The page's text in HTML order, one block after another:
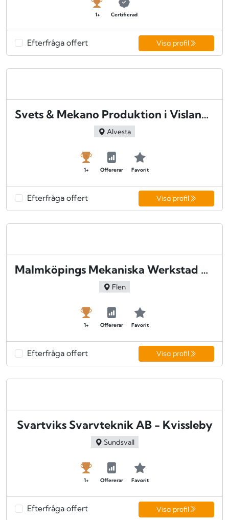
1+ Certifierad
Efterfråga offert Visa profil
Svets & Mekano Produktion i Vislanda AB - Vislanda
Alvesta
1+ Offererar Favorit
Efterfråga offert Visa profil
Malmköpings Mekaniska Werkstad AB ELMO - Flen
Flen
1+ Offererar Favorit
Efterfråga offert Visa profil
Svartviks Svarvteknik AB - Kvissleby
Sundsvall
1+ Offererar Favorit
Efterfråga offert Visa profil